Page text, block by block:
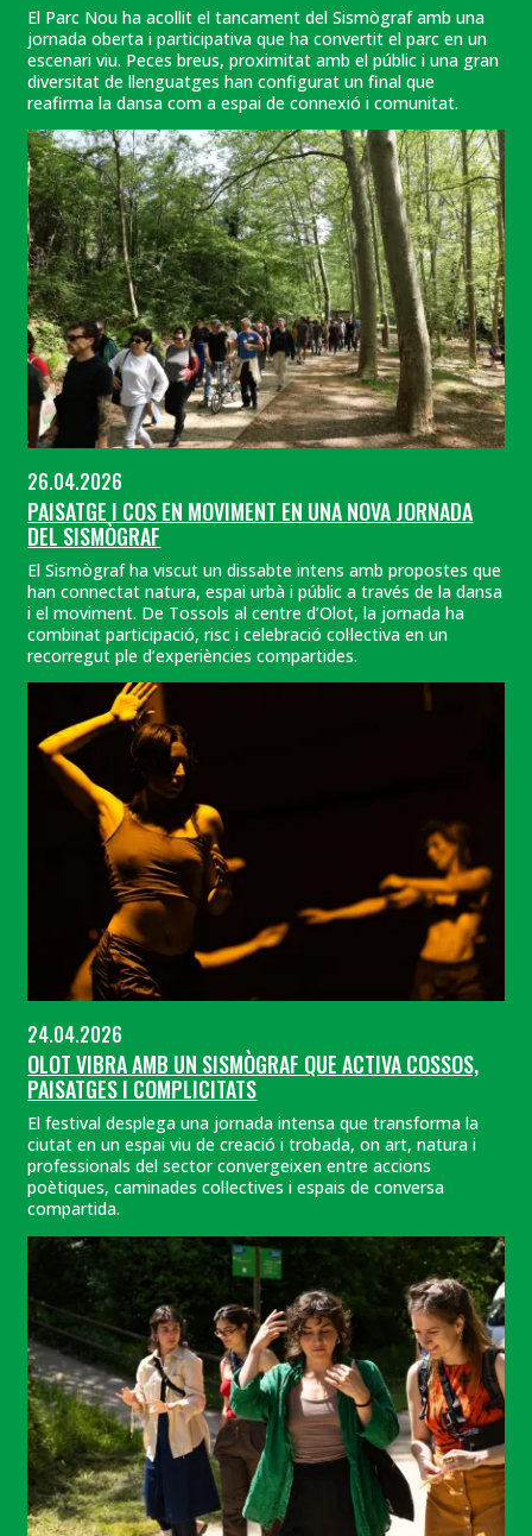
El Parc Nou ha acollit el tancament del Sismògraf amb una
jornada oberta i participativa que ha convertit el parc en un
escenari viu. Peces breus, proximitat amb el públic i una gran
diversitat de llenguatges han configurat un final que
reafirma la dansa com a espai de connexió i comunitat.
26.04.2026
PAISATGE I COS EN MOVIMENT EN UNA NOVA JORNADA
DEL SISMÒGRAF
El Sismògraf ha viscut un dissabte intens amb propostes que
han connectat natura, espai urbà i públic a través de la dansa
i el moviment. De Tossols al centre d’Olot, la jornada ha
combinat participació, risc i celebració col·lectiva en un
recorregut ple d’experiències compartides.
24.04.2026
OLOT VIBRA AMB UN SISMÒGRAF QUE ACTIVA COSSOS,
PAISATGES I COMPLICITATS
El festival desplega una jornada intensa que transforma la
ciutat en un espai viu de creació i trobada, on art, natura i
professionals del sector convergeixen entre accions
poètiques, caminades col·lectives i espais de conversa
compartida.